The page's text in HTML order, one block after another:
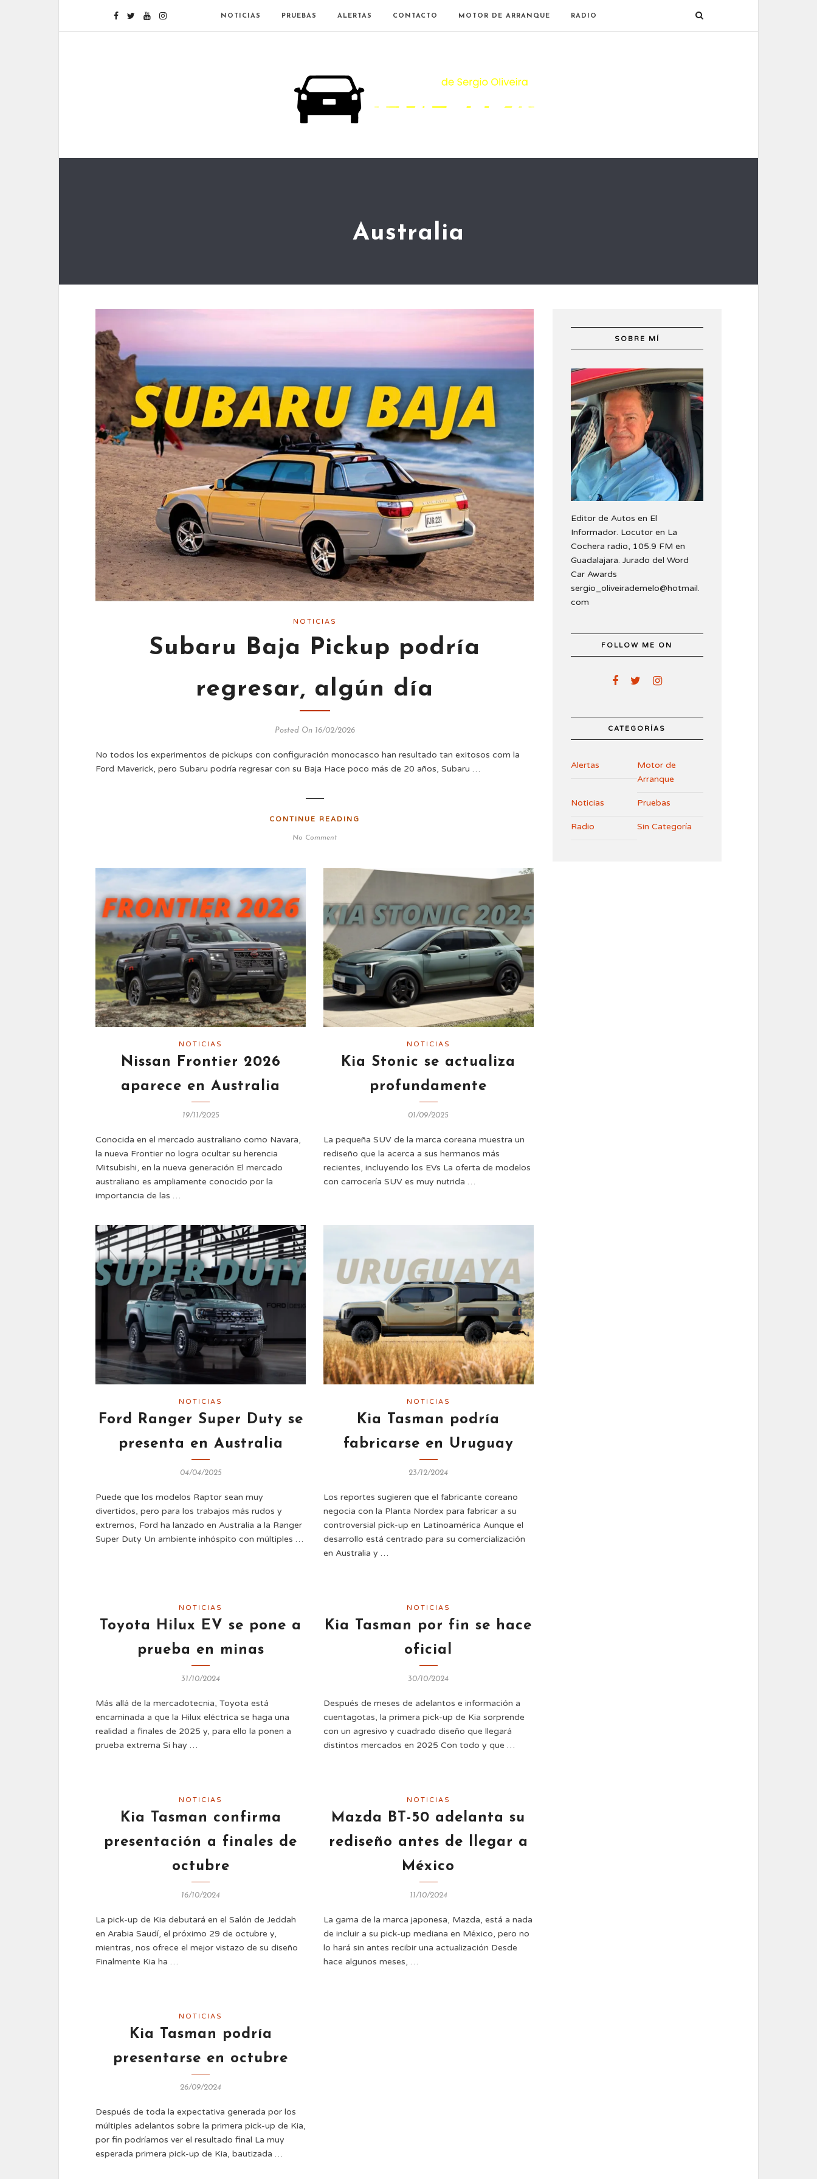
NOTICIAS PRUEBAS ALERTAS CONTACTO MOTOR DE ARRANQUE RADIO
Australia
NOTICIAS
Subaru Baja Pickup podría
regresar, algún día
Posted On 16/02/2026
No todos los experimentos de pickups con configuración monocasco han resultado tan exitosos com la
Ford Maverick, pero Subaru podría regresar con su Baja Hace poco más de 20 años, Subaru …
CONTINUE READING
No Comment
NOTICIAS
Nissan Frontier 2026
aparece en Australia
19/11/2025
Conocida en el mercado australiano como Navara,
la nueva Frontier no logra ocultar su herencia
Mitsubishi, en la nueva generación El mercado
australiano es ampliamente conocido por la
importancia de las …
NOTICIAS
Kia Stonic se actualiza
profundamente
01/09/2025
La pequeña SUV de la marca coreana muestra un
rediseño que la acerca a sus hermanos más
recientes, incluyendo los EVs La oferta de modelos
con carrocería SUV es muy nutrida …
NOTICIAS
Ford Ranger Super Duty se
presenta en Australia
04/04/2025
Puede que los modelos Raptor sean muy
divertidos, pero para los trabajos más rudos y
extremos, Ford ha lanzado en Australia a la Ranger
Super Duty Un ambiente inhóspito con múltiples …
NOTICIAS
Kia Tasman podría
fabricarse en Uruguay
23/12/2024
Los reportes sugieren que el fabricante coreano
negocia con la Planta Nordex para fabricar a su
controversial pick-up en Latinoamérica Aunque el
desarrollo está centrado para su comercialización
en Australia y …
NOTICIAS
Toyota Hilux EV se pone a
prueba en minas
31/10/2024
Más allá de la mercadotecnia, Toyota está
encaminada a que la Hilux eléctrica se haga una
realidad a finales de 2025 y, para ello la ponen a
prueba extrema Si hay …
NOTICIAS
Kia Tasman por fin se hace
oficial
30/10/2024
Después de meses de adelantos e información a
cuentagotas, la primera pick-up de Kia sorprende
con un agresivo y cuadrado diseño que llegará
distintos mercados en 2025 Con todo y que …
NOTICIAS
Kia Tasman confirma
presentación a finales de
octubre
16/10/2024
La pick-up de Kia debutará en el Salón de Jeddah
en Arabia Saudí, el próximo 29 de octubre y,
mientras, nos ofrece el mejor vistazo de su diseño
Finalmente Kia ha …
NOTICIAS
Mazda BT-50 adelanta su
rediseño antes de llegar a
México
11/10/2024
La gama de la marca japonesa, Mazda, está a nada
de incluir a su pick-up mediana en México, pero no
lo hará sin antes recibir una actualización Desde
hace algunos meses, …
NOTICIAS
Kia Tasman podría
presentarse en octubre
26/09/2024
Después de toda la expectativa generada por los
múltiples adelantos sobre la primera pick-up de Kia,
por fin podríamos ver el resultado final La muy
esperada primera pick-up de Kia, bautizada …
SOBRE MÍ
Editor de Autos en El
Informador. Locutor en La
Cochera radio, 105.9 FM en
Guadalajara. Jurado del Word
Car Awards
sergio_oliveirademelo@hotmail.
com
FOLLOW ME ON
CATEGORÍAS
Alertas
Motor de
Arranque
Noticias Pruebas
Radio Sin Categoría